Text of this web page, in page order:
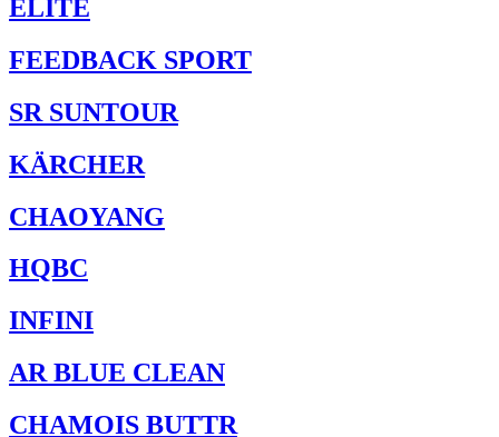
ELITE
FEEDBACK SPORT
SR SUNTOUR
KÄRCHER
CHAOYANG
HQBC
INFINI
AR BLUE CLEAN
CHAMOIS BUTTR